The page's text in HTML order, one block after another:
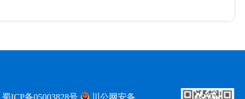
蜀ICP备05003828号 川公网安备